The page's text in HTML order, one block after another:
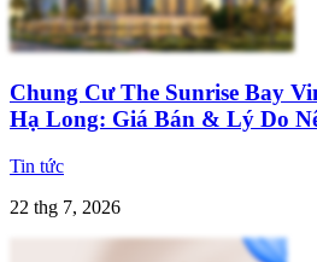
Chung Cư The Sunrise Bay
Hạ Long: Giá Bán & Lý Do
Tin tức
22 thg 7, 2026